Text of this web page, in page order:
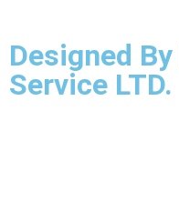
Designed
Service LTD.